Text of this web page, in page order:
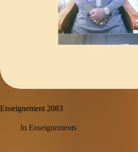
Enseignement 2083
In Enseignements